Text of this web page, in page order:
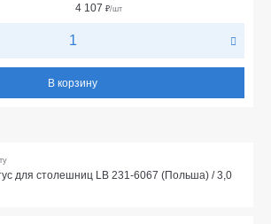
4 107 ₽/шт
В корзину
для столешниц LB 231-6067 (Польша) / 3,0